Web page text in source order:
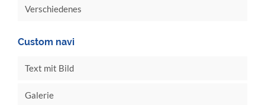
Verschiedenes
Custom navi
Text mit Bild
Galerie